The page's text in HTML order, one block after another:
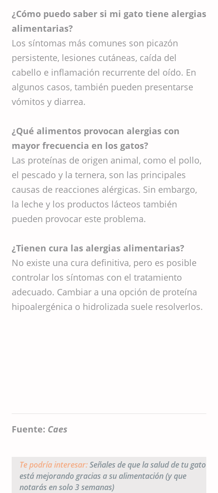
¿Cómo puedo saber si mi gato tiene alergias
alimentarias?
Los síntomas más comunes son picazón
persistente, lesiones cutáneas, caída del
cabello e inflamación recurrente del oído. En
algunos casos, también pueden presentarse
vómitos y diarrea.
¿Qué alimentos provocan alergias con
mayor frecuencia en los gatos?
Las proteínas de origen animal, como el pollo,
el pescado y la ternera, son las principales
causas de reacciones alérgicas. Sin embargo,
la leche y los productos lácteos también
pueden provocar este problema.
¿Tienen cura las alergias alimentarias?
No existe una cura definitiva, pero es posible
controlar los síntomas con el tratamiento
adecuado. Cambiar a una opción de proteína
hipoalergénica o hidrolizada suele resolverlos.
Fuente: Caes
Te podría interesar:Señales de que la salud de tu gato
está mejorando gracias a su alimentación (y que
notarás en solo 3 semanas)